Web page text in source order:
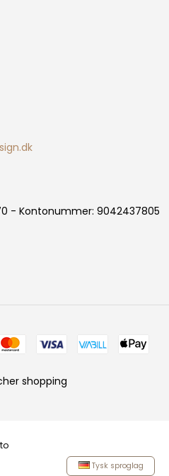
- Kontonummer: 9042437805
shopping
Tysk sproglag